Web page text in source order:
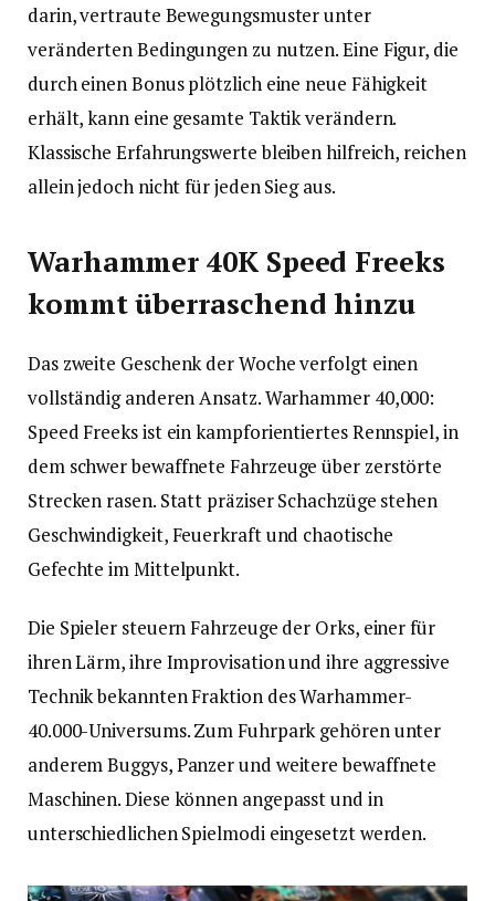
darin, vertraute Bewegungsmuster unter
veränderten Bedingungen zu nutzen. Eine Figur, die
durch einen Bonus plötzlich eine neue Fähigkeit
erhält, kann eine gesamte Taktik verändern.
Klassische Erfahrungswerte bleiben hilfreich, reichen
allein jedoch nicht für jeden Sieg aus.
Warhammer 40K Speed Freeks
kommt überraschend hinzu
Das zweite Geschenk der Woche verfolgt einen
vollständig anderen Ansatz. Warhammer 40,000:
Speed Freeks ist ein kampforientiertes Rennspiel, in
dem schwer bewaffnete Fahrzeuge über zerstörte
Strecken rasen. Statt präziser Schachzüge stehen
Geschwindigkeit, Feuerkraft und chaotische
Gefechte im Mittelpunkt.
Die Spieler steuern Fahrzeuge der Orks, einer für
ihren Lärm, ihre Improvisation und ihre aggressive
Technik bekannten Fraktion des Warhammer-
40.000-Universums. Zum Fuhrpark gehören unter
anderem Buggys, Panzer und weitere bewaffnete
Maschinen. Diese können angepasst und in
unterschiedlichen Spielmodi eingesetzt werden.